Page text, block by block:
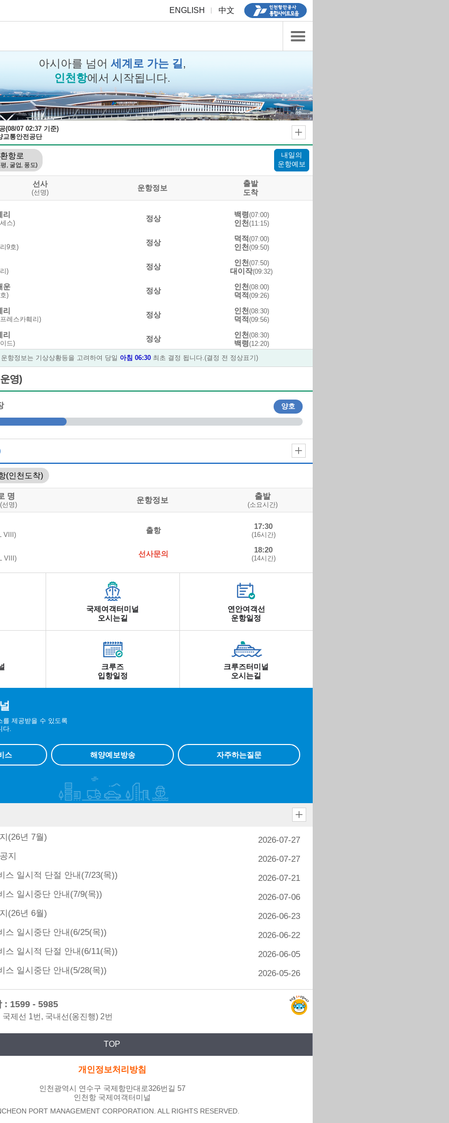
ENGLISH 中文
아시아를 넘어 세계로 가는 길,
인천항에서 시작됩니다.
(08/07 02:37 기준)
교통안전공단
선사
(선명)
운항정보
출발
도착
스)
정상 백령(07:00)
인천 (11:15)
9호)
정상 덕적 (07:00)
인천 (09:50)
)
정상 인천 (07:50)
대이작(09:32)
운
)
정상 인천 (08:00)
덕적 (09:26)
레스카훼리)
정상 인천 (08:30)
덕적 (09:56)
드)
정상 인천 (08:30)
백령(12:20)
리 정상 인천(08:30)
대이작(10:12)
운
) 인천(10:56)
(16:45)
드) 인천(17:20)
) 덕적(15:56)
리
인천(16:12)
9호)
정상 인천(15:00)
덕적(17:50)
)
정상 (15:10)
(16:52)
레스카훼리)
정상 (15:30)
(16:56)
운 덕적
인천(17:26)
항정보는 기상상황등을 고려하여 당일 아침 06:30 최초 결정 됩니다.(결정 전 정상표기)
항로
, 굴업, 풍도)
내일의
운항예보
영)
양호
명
선명)
운항정보 출발
(소요시간)
VIII)
출항 17:30
(16시간)
VIII)
선사문의 18:20
(14시간)
(인천도착)
국제여객터미널
오시는길
연안여객선
운항일정
크루즈
입항일정
크루즈터미널
오시는길
를 제공받을 수 있도록
다.
스 해양예보방송 자주하는질문
(26년 7월)
2026-07-27
지
2026-07-27
스 일시적 단절 안내(7/23(목))
2026-07-21
스 일시중단 안내(7/9(목))
2026-07-06
(26년 6월)
2026-06-23
스 일시중단 안내(6/25(목))
2026-06-22
스 일시적 단절 안내(6/11(목))
2026-06-05
스 일시중단 안내(5/28(목))
2026-05-26
: 1599 - 5985
제선 1번, 국내선(옹진행) 2번
TOP
개인정보처리방침
인천광역시 연수구 국제항만대로326번길 57
인천항 국제여객터미널
PORT MANAGEMENT CORPORATION. ALL RIGHTS RESERVED.